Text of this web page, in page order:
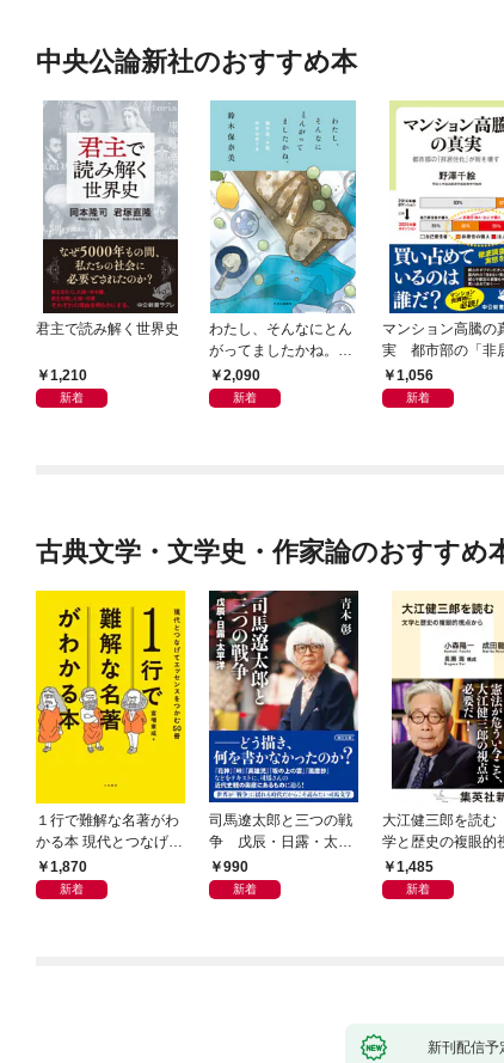
中央公論新社のおすすめ本
君主で読み解く世界史
1,210
新着
わたし、そんなにとん
がってましたかね。
獅子座、Ａ型、丙午は
めぐる
2,090
新着
マンション高騰の
実 都市部の「非
化」が街を壊す
1,056
新着
古典文学・文学史・作家論のおすすめ
１行で難解な名著がわ
かる本 現代とつなげて
エッセンスをつかむ50
冊
1,870
新着
司馬遼太郎と三つの戦
争 戊辰・日露・太平
洋990
新着
大江健三郎を読
学と歴史の複眼的
から1,485
新着
新刊配信予